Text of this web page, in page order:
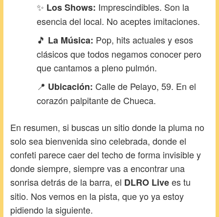
✨ Los Shows: Imprescindibles. Son la
esencia del local. No aceptes imitaciones.
🎵 La Música: Pop, hits actuales y esos
clásicos que todos negamos conocer pero
que cantamos a pleno pulmón.
📍 Ubicación: Calle de Pelayo, 59. En el
corazón palpitante de Chueca.
En resumen, si buscas un sitio donde la pluma no
solo sea bienvenida sino celebrada, donde el
confeti parece caer del techo de forma invisible y
donde siempre, siempre vas a encontrar una
sonrisa detrás de la barra, el DLRO Livees tu
sitio. Nos vemos en la pista, que yo ya estoy
pidiendo la siguiente.